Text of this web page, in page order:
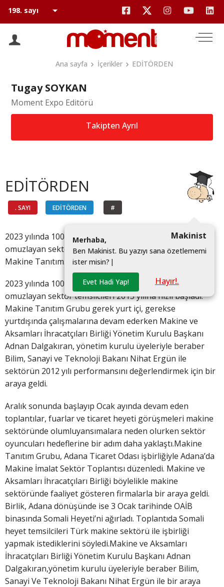
Ana sayfa İçerikler EDİTÖRDEN
Tugay SOYKAN
Moment Expo Editörü
Takipten Ayrıl
EDİTÖRDEN
. SAYI EDİTÖRDEN #
Makinist
Merhaba,
Ben Makinist. Bu yazıyı sana özetlememi
ister misin? |
Evet Hadi Yap! Hayır!.
2023 yılında 100 milyar dolar makine ihracatı hedefini
omuzlayan sektör temsilcileri 2013 yılına hızlı başladı.
Makine Tanıtım...
2023 yılında 100 milyar dolar makine ihracatı hedefini
omuzlayan sektör temsilcileri 2013 yılına hızlı başladı.
Makine Tanıtım Grubu gerek yurt içi, gerekse
yurtdışında çalışmalarına devam ederken Makine ve
Aksamları İhracatçıları Birliği Yönetim Kurulu Başkanı
Adnan Dalgakıran, yönetim kurulu üyeleriyle beraber
Bilim, Sanayi ve Teknoloji Bakanı Nihat Ergün ile
sektörün 2012 yılı performansını değerlendirmek için bir
araya geldi.
Aralık sonunda başlayıp Ocak ayında devam eden
toplantılar, fuarlar ve ticaret heyeti görüşmeleri makine
sektöründe olumluyansımalara neden olurken sektör
oyuncuları hedeflerine bir adım daha yaklaştı.Makine
Tanıtım Grubu, Adana Ticaret Odası işbirliğiyle Adana’da
Makine İmalat Sektör Toplantısı düzenledi. Makine ve
Aksamları İhracatçıları Birliği böylelikle makine
sektöründe faaliyet gösteren firmalarla bir araya geldi.
Birlik, Adana dönüşünde ise 3 Ocak tarihinde OAİB
binasında Somali Heyeti’ni ağırladı. Toplantıda Somali
heyet temsilcileri Türk makine sektörü ile işbirliği
yapmak istediklerini söyledi.Makine ve Aksamları
İhracatçıları Birliği Yönetim Kurulu Başkanı Adnan
Dalgakıran,yönetim kurulu üyeleriyle beraber Bilim,
Sanayi Ve Teknoloji Bakanı Nihat Ergün ile bir araya